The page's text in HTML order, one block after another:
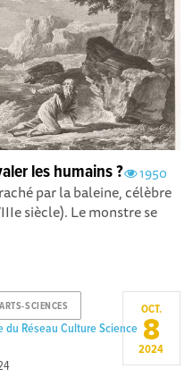
1950
les humains ?
par la baleine, célèbre
siècle). Le monstre se
ARTS-SCIENCES
du Réseau Culture Science
OCT.
8
2024